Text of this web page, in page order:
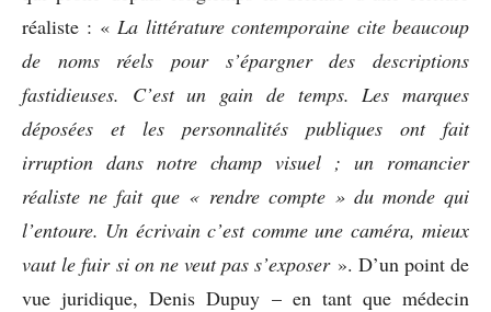
réaliste : « La littérature contemporaine cite beaucoup
de noms réels pour s’épargner des descriptions
fastidieuses. C’est un gain de temps. Les marques
déposées et les personnalités publiques ont fait
irruption dans notre champ visuel ; un romancier
réaliste ne fait que « rendre compte » du monde qui
l’entoure. Un écrivain c’est comme une caméra, mieux
vaut le fuir si on ne veut pas s’exposer». D’un point de
vue juridique, Denis Dupuy – en tant que médecin